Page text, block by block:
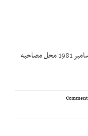
روایت­کننده – تیمسار مین­باشیان تاریخ – اول دسامبر 1981 محل مصاحبه